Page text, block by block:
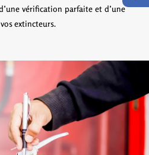
vérification parfaite et d’une
extincteurs.